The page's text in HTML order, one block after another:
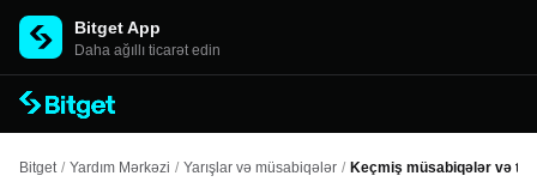
Bitget App
Daha ağıllı ticarət edin
Bitget / Yardım Mərkəzi / Yarışlar və müsabiqələr / Keçmiş müsabiqələr və